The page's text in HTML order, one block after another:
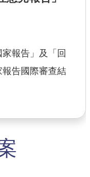
家報告」及「回
告國際審查結